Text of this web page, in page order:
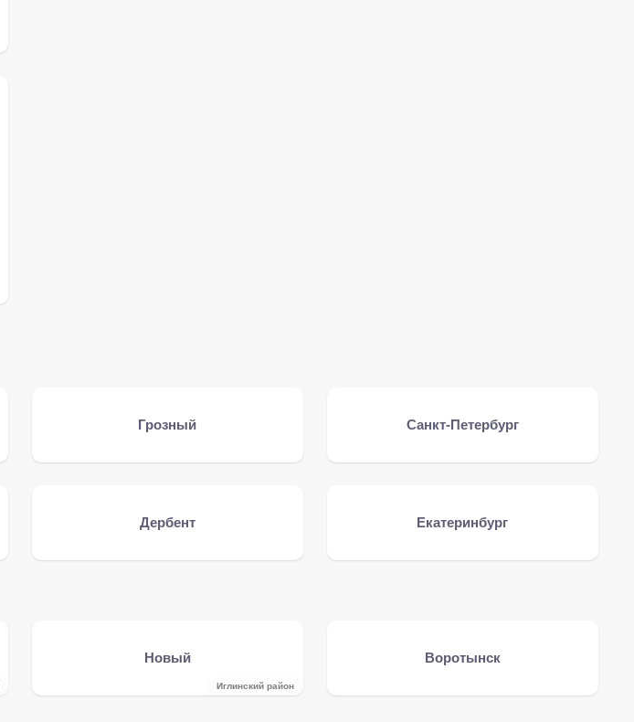
Грозный Санкт-Петербург
Дербент Екатеринбург
Новый
Иглинский район
Воротынск